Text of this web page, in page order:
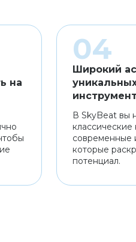
на
Широкий
В SkyBeat вы
современные
которые
потенциал.